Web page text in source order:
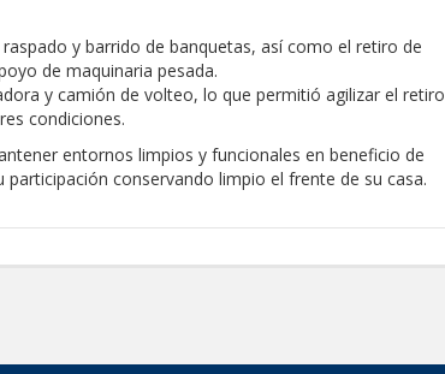
y barrido de banquetas, así como el retiro de
de maquinaria pesada.
y camión de volteo, lo que permitió agilizar el retiro
condiciones.
entornos limpios y funcionales en beneficio de
conservando limpio el frente de su casa.